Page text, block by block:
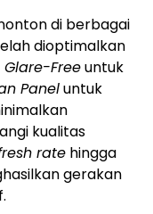
di berbagai
dioptimalkan
Freeuntuk
Paneluntuk
kualitas
rate hingga
gerakan